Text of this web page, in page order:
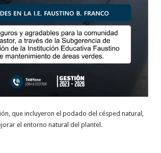
que incluyeron el podado del césped natural,
el entorno natural del plantel.